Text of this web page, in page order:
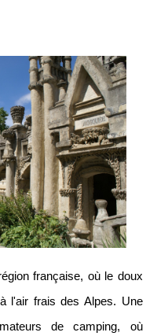
française, où le doux
l'air frais des Alpes. Une
de camping, où